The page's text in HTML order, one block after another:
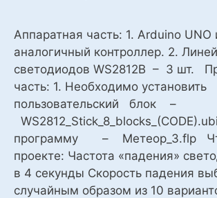
Аппаратная часть: 1. Arduino UNO
аналогичный контроллер. 2.
светодиодов WS2812B – 3 шт.
часть: 1. Необходимо установить
пользовательский блок –
программу – Метеор_3.flp
проекте: Частота «падения»
в 4 секунды Скорость падения
случайным образом из 10